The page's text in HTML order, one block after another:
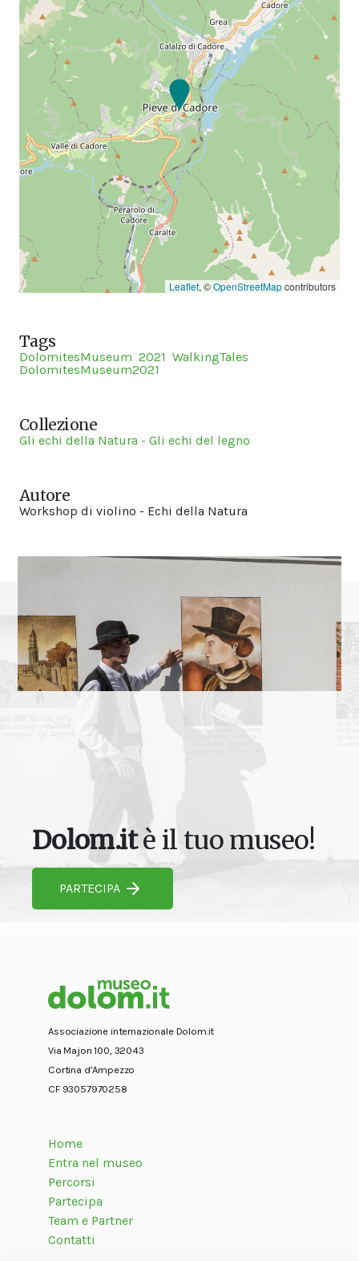
Leaflet, ©OpenStreetMapcontributors
Tags
DolomitesMuseum 2021 WalkingTales
DolomitesMuseum2021
Collezione
Gli echi della Natura - Gli echi del legno
Autore
Workshop di violino - Echi della Natura
Dolom.itè il tuo museo!
PARTECIPA
Associazione internazionale Dolom.it
Via Majon 100, 32043
Cortina d’Ampezzo
CF 93057970258
Home
Entra nel museo
Percorsi
Partecipa
Team e Partner
Contatti